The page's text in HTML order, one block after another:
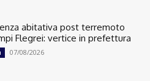
abitativa post terremoto
Flegrei: vertice in prefettura
07/08/2026